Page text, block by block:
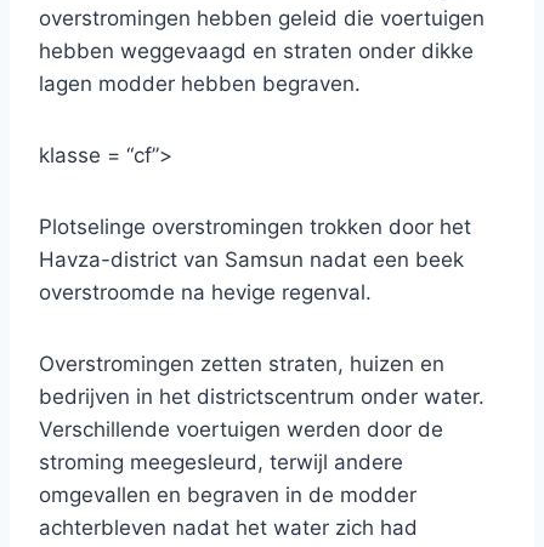
overstromingen hebben geleid die voertuigen
hebben weggevaagd en straten onder dikke
lagen modder hebben begraven.
klasse = “cf”>
Plotselinge overstromingen trokken door het
Havza-district van Samsun nadat een beek
overstroomde na hevige regenval.
Overstromingen zetten straten, huizen en
bedrijven in het districtscentrum onder water.
Verschillende voertuigen werden door de
stroming meegesleurd, terwijl andere
omgevallen en begraven in de modder
achterbleven nadat het water zich had